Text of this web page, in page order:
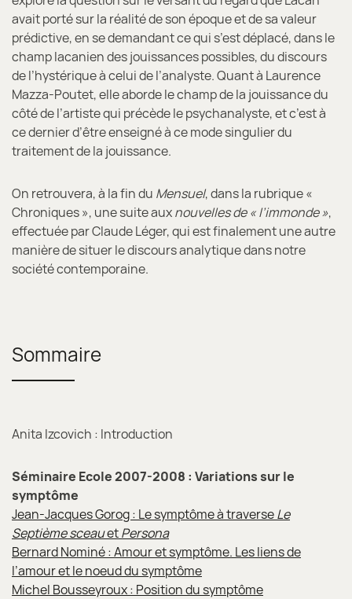
avait porté sur la réalité de son époque et de sa valeur
prédictive, en se demandant ce qui s’est déplacé, dans le
champ lacanien des jouissances possibles, du discours
de l’hystérique à celui de l’analyste. Quant à Laurence
Mazza-Poutet, elle aborde le champ de la jouissance du
côté de l’artiste qui précède le psychanalyste, et c’est à
ce dernier d’être enseigné à ce mode singulier du
traitement de la jouissance.
On retrouvera, à la fin du Mensuel, dans la rubrique «
Chroniques », une suite auxnouvelles de « l’immonde »,
effectuée par Claude Léger, qui est finalement une autre
manière de situer le discours analytique dans notre
société contemporaine.
Sommaire
Anita Izcovich : Introduction
Séminaire Ecole 2007-2008 : Variations sur le
symptôme
Jean-Jacques Gorog : Le symptôme à traverseLe
Septième sceauetPersona
Bernard Nominé : Amour et symptôme. Les liens de
l’amour et le noeud du symptôme
Michel Bousseyroux : Position du symptôme